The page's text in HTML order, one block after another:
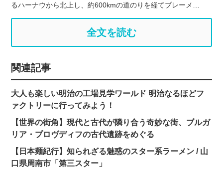
るハーナウから北上し、約600kmの道のりを経てブレーメ…
全文を読む
関連記事
大人も楽しい明治の工場見学ワールド 明治なるほどフ
ァクトリーに行ってみよう！
【世界の街角】現代と古代が隣り合う奇妙な街、ブルガ
リア・プロヴディフの古代遺跡をめぐる
【日本麺紀行】知られざる魅惑のスター系ラーメン / 山
口県周南市「第三スター」